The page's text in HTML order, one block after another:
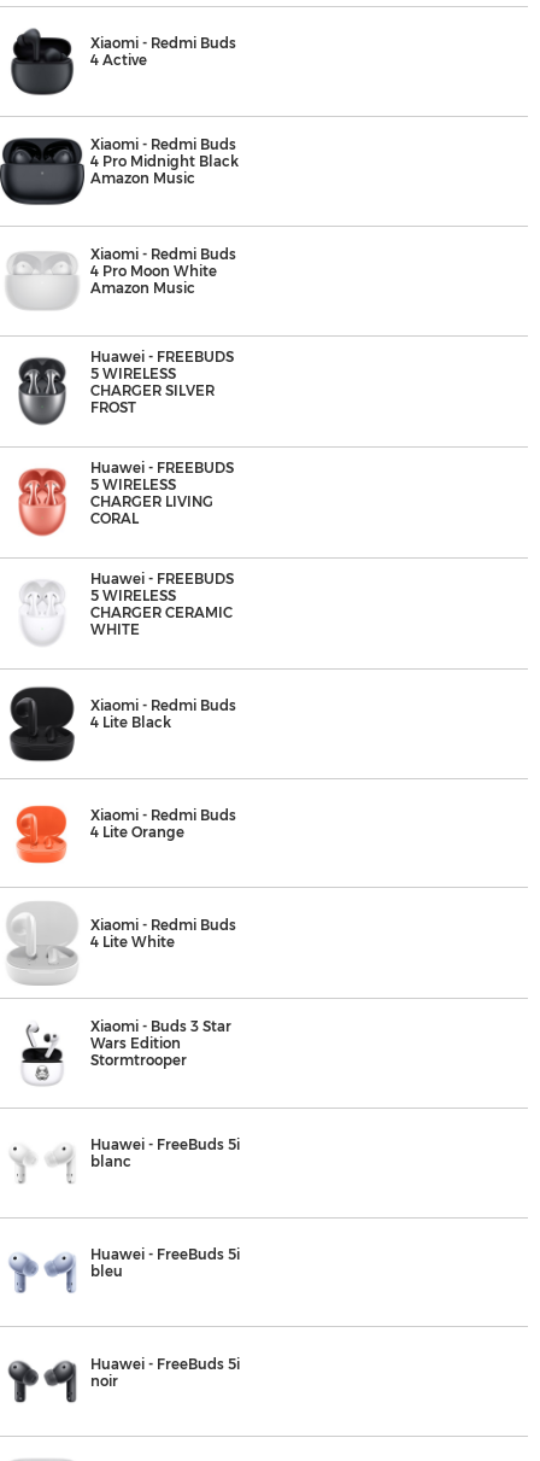
Xiaomi - Redmi Buds
4 Active
Xiaomi - Redmi Buds
4 Pro Midnight Black
Amazon Music
Xiaomi - Redmi Buds
4 Pro Moon White
Amazon Music
Huawei - FREEBUDS
5 WIRELESS
CHARGER SILVER
FROST
Huawei - FREEBUDS
5 WIRELESS
CHARGER LIVING
CORAL
Huawei - FREEBUDS
5 WIRELESS
CHARGER CERAMIC
WHITE
Xiaomi - Redmi Buds
4 Lite Black
Xiaomi - Redmi Buds
4 Lite Orange
Xiaomi - Redmi Buds
4 Lite White
Xiaomi - Buds 3 Star
Wars Edition
Stormtrooper
Huawei - FreeBuds 5i
blanc
Huawei - FreeBuds 5i
bleu
Huawei - FreeBuds 5i
noir